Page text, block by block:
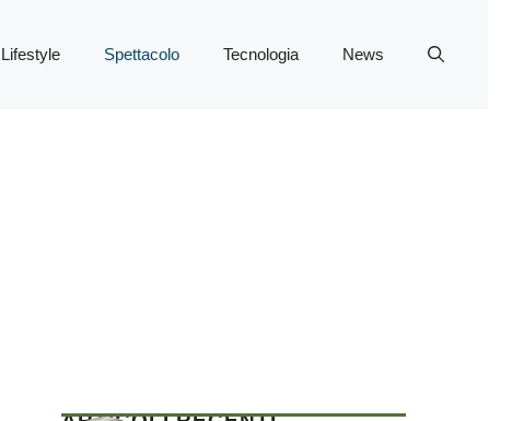
Lifestyle Spettacolo Tecnologia News